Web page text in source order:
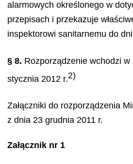
alarmowych określonego w
przepisach i przekazuje
inspektorowi sanitarnemu do
§ 8. Rozporządzenie wchodzi
stycznia 2012 r.2)
Załączniki do rozporządzenia
z dnia 23 grudnia 2011 r.
Załącznik nr 1